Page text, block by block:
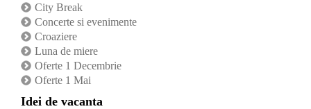
City Break
Concerte si evenimente
Croaziere
Luna de miere
Oferte 1 Decembrie
Oferte 1 Mai
Idei de vacanta